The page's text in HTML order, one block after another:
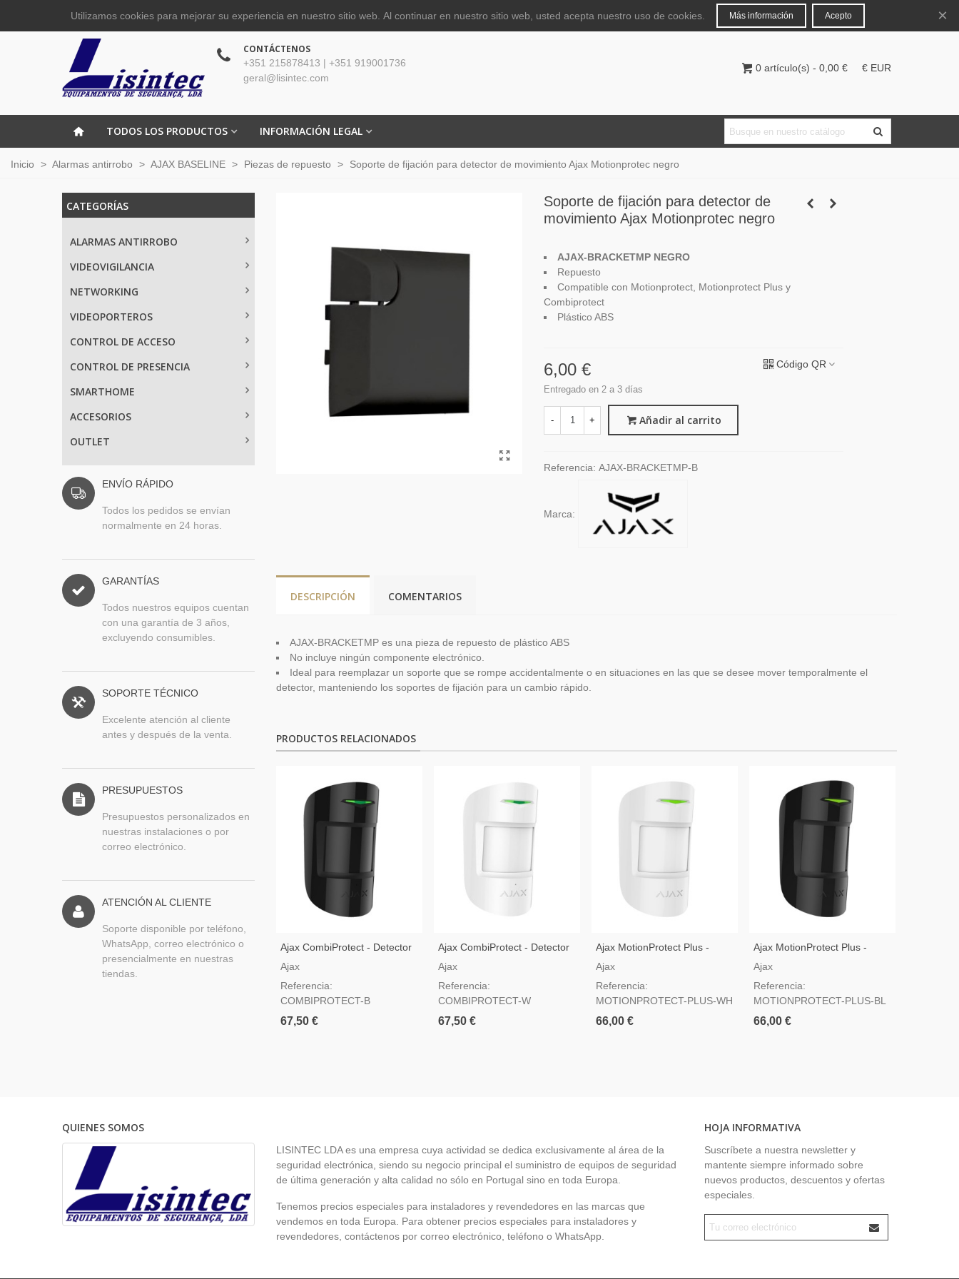
Español Iniciar sesión
CONTÁCTENOS
+351 215878413 | +351 919001736
geral@lisintec.com
0 artículo(s) - 0,00 € € EUR
TODOS LOS PRODUCTOS INFORMACIÓN LEGAL
Inicio > Alarmas antirrobo > AJAX BASELINE > Piezas de repuesto > Soporte de fijación para detector de movimiento Ajax Motionprotec negro
CATEGORÍAS
ALARMAS ANTIRROBO
VIDEOVIGILANCIA
NETWORKING
VIDEOPORTEROS
CONTROL DE ACCESO
CONTROL DE PRESENCIA
SMARTHOME
ACCESORIOS
OUTLET
ENVÍO RÁPIDO
Todos los pedidos se envían
normalmente en 24 horas.
GARANTÍAS
Todos nuestros equipos cuentan
con una garantía de 3 años,
excluyendo consumibles.
SOPORTE TÉCNICO
Excelente atención al cliente
antes y después de la venta.
PRESUPUESTOS
Presupuestos personalizados en
nuestras instalaciones o por
correo electrónico.
ATENCIÓN AL CLIENTE
Soporte disponible por teléfono,
WhatsApp, correo electrónico o
presencialmente en nuestras
tiendas.
Soporte de fijación para detector de
movimiento Ajax Motionprotec negro
AJAX-BRACKETMP NEGRO
Repuesto
Compatible con Motionprotect, Motionprotect Plus y
Combiprotect
Plástico ABS
6,00 €
Entregado en 2 a 3 días
Código QR
- + Añadir al carrito
Referencia: AJAX-BRACKETMP-B
Marca:
DESCRIPCIÓN COMENTARIOS
AJAX-BRACKETMP es una pieza de repuesto de plástico ABS
No incluye ningún componente electrónico.
Ideal para reemplazar un soporte que se rompe accidentalmente o en situaciones en las que se desee mover temporalmente el
detector, manteniendo los soportes de fijación para un cambio rápido.
PRODUCTOS RELACIONADOS
Ajax CombiProtect - Detector
De Movimiento Y Rotura De
Ajax
Referencia:
COMBIPROTECT-B
67,50 €
Ajax CombiProtect - Detector
De Movimiento Y Rotura De
Ajax
Referencia:
COMBIPROTECT-W
67,50 €
Ajax MotionProtect Plus -
Detector De Movimiento Con
Blanco
Ajax
Referencia:
MOTIONPROTECT-PLUS-WH
66,00 €
Ajax MotionProtect Plus -
Sensor De Movimiento Con
Negro
Ajax
Referencia:
MOTIONPROTECT-PLUS-BL
66,00 €
QUIENES SOMOS
LISINTEC LDA es una empresa cuya actividad se dedica exclusivamente al área de la
seguridad electrónica, siendo su negocio principal el suministro de equipos de seguridad
de última generación y alta calidad no sólo en Portugal sino en toda Europa.
Tenemos precios especiales para instaladores y revendedores en las marcas que
vendemos en toda Europa. Para obtener precios especiales para instaladores y
revendedores, contáctenos por correo electrónico, teléfono o WhatsApp.
HOJA INFORMATIVA
Suscríbete a nuestra newsletter y
mantente siempre informado sobre
nuevos productos, descuentos y ofertas
especiales.
Utilizamos cookies para mejorar su experiencia en nuestro sitio web. Al continuar en nuestro sitio web, usted acepta nuestro uso de cookies. Más información Acepto ×